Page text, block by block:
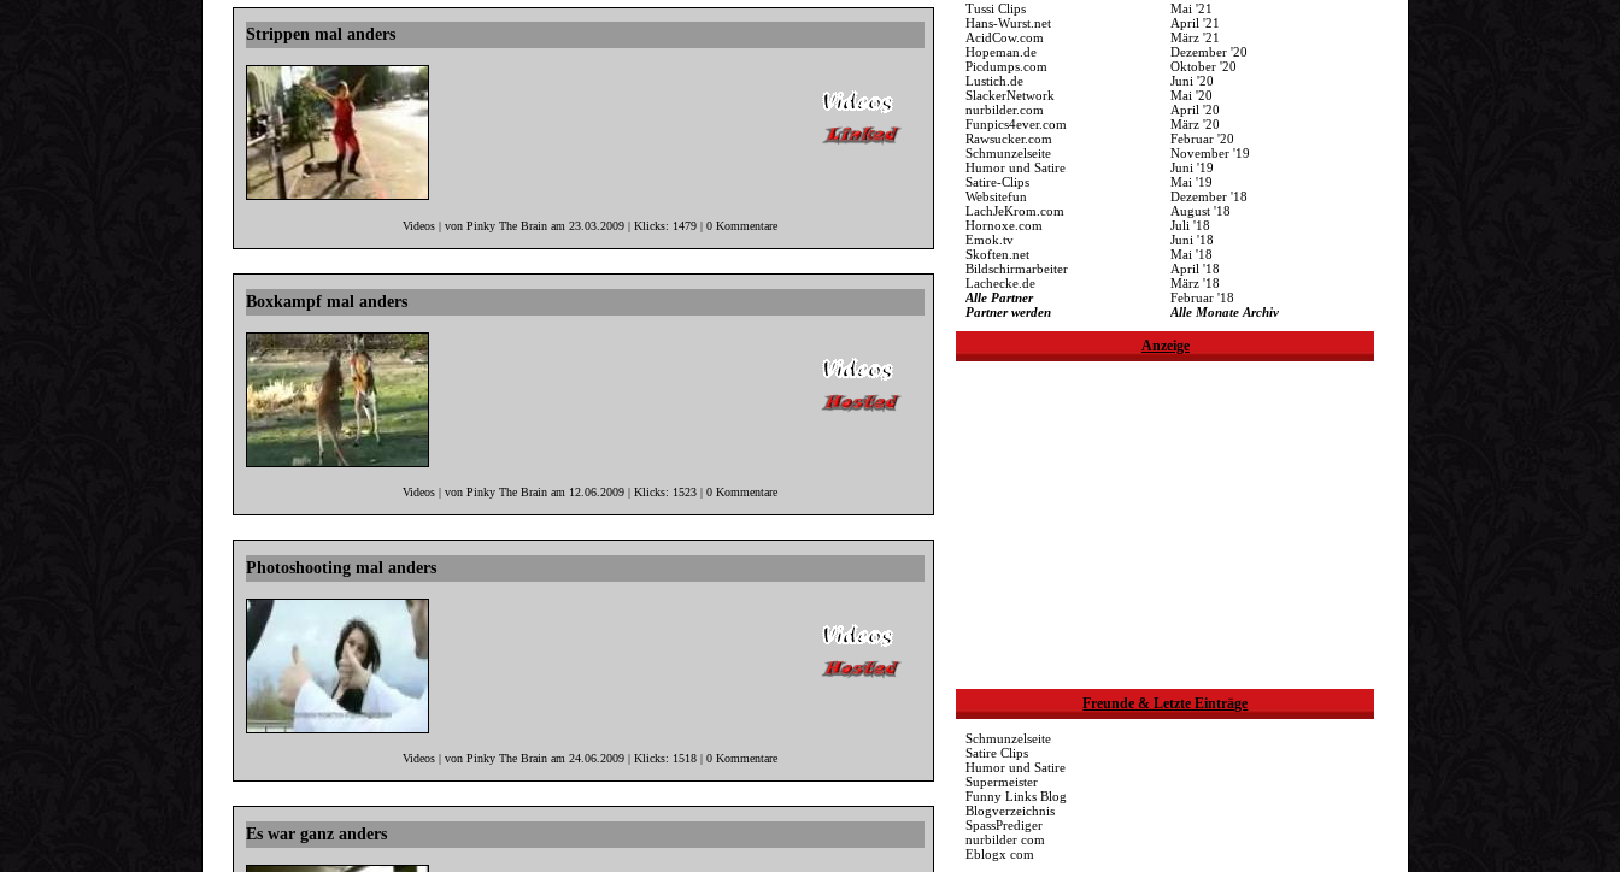
Strippen mal anders
Videos | von Pinky The Brain am 23.03.2009 | Klicks: 1479 | 0 Kommentare
Boxkampf mal anders
Videos | von Pinky The Brain am 12.06.2009 | Klicks: 1523 | 0 Kommentare
Photoshooting mal anders
Videos | von Pinky The Brain am 24.06.2009 | Klicks: 1518 | 0 Kommentare
Es war ganz anders
Tussi Clips
Hans-Wurst.net
AcidCow.com
Hopeman.de
Picdumps.com
Lustich.de
SlackerNetwork
nurbilder.com
Funpics4ever.com
Rawsucker.com
Schmunzelseite
Humor und Satire
Satire-Clips
Websitefun
LachJeKrom.com
Hornoxe.com
Emok.tv
Skoften.net
Bildschirmarbeiter
Lachecke.de
Alle Partner
Partner werden
Mai '21
April '21
März '21
Dezember '20
Oktober '20
Juni '20
Mai '20
April '20
März '20
Februar '20
November '19
Juni '19
Mai '19
Dezember '18
August '18
Juli '18
Juni '18
Mai '18
April '18
März '18
Februar '18
Alle Monate Archiv
Anzeige
Freunde & Letzte Einträge
Schmunzelseite
Satire Clips
Humor und Satire
Supermeister
Funny Links Blog
Blogverzeichnis
SpassPrediger
nurbilder com
Eblogx com